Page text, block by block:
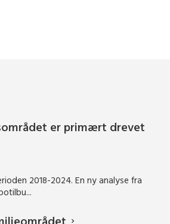
er primært drevet
2018-2024. En ny analyse fra